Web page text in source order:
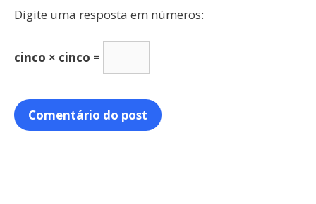
Digite uma resposta em números:
cinco × cinco =